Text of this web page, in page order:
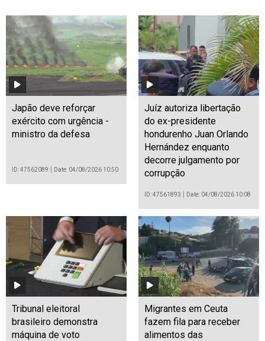
Japão deve reforçar
exército com urgência -
ministro da defesa
ID: 47562089 Date: 04/08/2026 10:50
Juíz autoriza libertação
do ex-presidente
hondurenho Juan Orlando
Hernández enquanto
decorre julgamento por
corrupção
ID: 47561893 Date: 04/08/2026 10:08
Tribunal eleitoral
brasileiro demonstra
máquina de voto
Migrantes em Ceuta
fazem fila para receber
alimentos das